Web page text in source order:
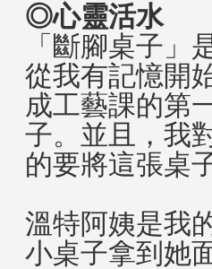
◎心靈活水
「斷腳桌子」
從我有記憶開
成工藝課的第
子。並且，我
的要將這張桌
溫特阿姨是我
小桌子拿到她